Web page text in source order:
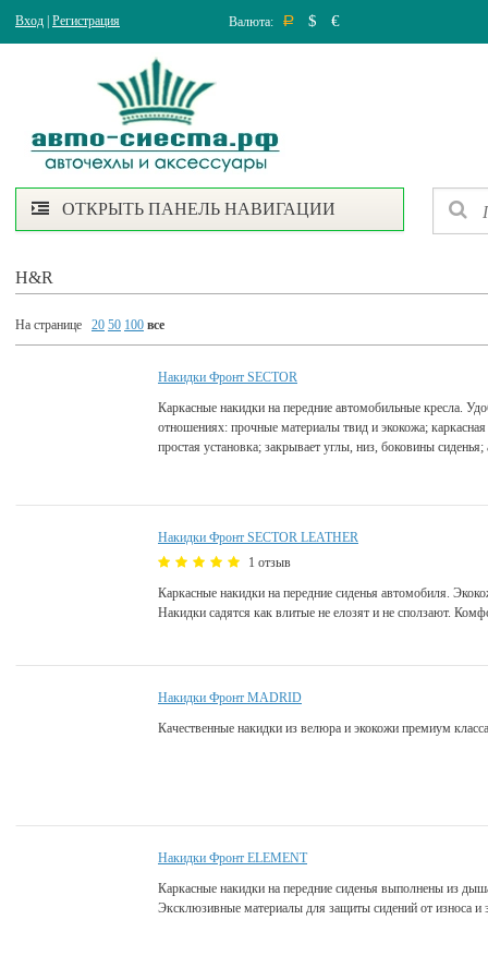
Вход Регистрация Валюта: Р $ €
ОТКРЫТЬ ПАНЕЛЬ НАВИГАЦИИ
H&R
На странице 20 50 100 все
Накидки Фронт SECTOR
Каркасные накидки на передние автомобильные кресла.
отношениях: прочные материалы твид и экокожа;
простая установка; закрывает углы, низ, боковины сиденья;
Накидки Фронт SECTOR LEATHER
1 отзыв
Каркасные накидки на передние сиденья автомобиля.
Накидки садятся как влитые не елозят и не сползают.
Накидки Фронт MADRID
Качественные накидки из велюра и экокожи премиум
Накидки Фронт ELEMENT
Каркасные накидки на передние сиденья выполнены из
Эксклюзивные материалы для защиты сидений от износа и